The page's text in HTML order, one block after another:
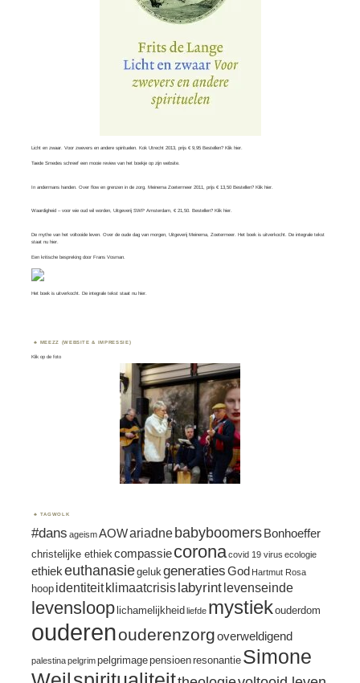
Licht en zwaar. Voor zwevers en andere spirituelen. Kok Utrecht 2013, prijs € 9,95 Bestellen? Klikhier
Taede Smedes schreef een mooie review van het boekje op zijnwebsite
In andermans handen. Over flow en grenzen in de zorg. Meinema Zoetermeer 2011, prijs € 13,50 Bestellen? Klikhier
Waardigheid – voor wie oud wil worden, Uitgeverij SWP Amsterdam, € 21,50. Bestellen? Klikhier
De mythe van het voltooide leven. Over de oude dag van morgen, Uitgeverij Meinema, Zoetermeer. Het boek is uitverkocht. De integrale tekst
staat nuhier
Een kritische bespreking doorFrans Vosman
Het boek is uitverkocht. De integrale tekst staat nuhier.
MEEZZ (WEBSITE & IMPRESSIE)
Klik op de foto
TAGWOLK
#dans ageismAOWariadne babyboomers Bonhoeffer
christelijke ethiekcompassiecoronacovid 19 virus ecologie
ethiekeuthanasiegelukgeneratiesGod Hartmut Rosa
hoop identiteit klimaatcrisislabyrint levenseinde
levensloop lichamelijkheid liefde mystiekouderdom
ouderenouderenzorgoverweldigend
palestinapelgrimpelgrimagepensioenresonantie Simone